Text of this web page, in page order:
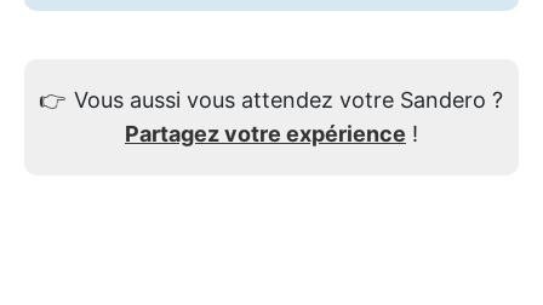
👉 Vous aussi vous attendez votre Sandero ?
Partagez votre expérience !